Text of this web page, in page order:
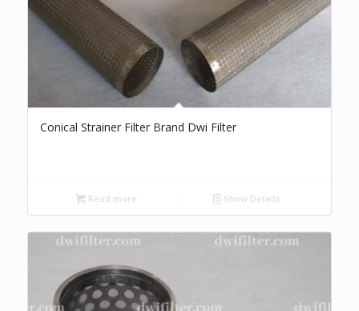
Conical Strainer Filter Brand Dwi Filter
Read more Show Details